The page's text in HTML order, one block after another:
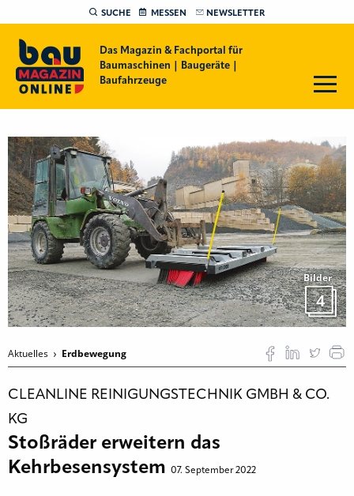
SUCHE MESSEN NEWSLETTER
Das Magazin & Fachportal für
Baumaschinen | Baugeräte |
Baufahrzeuge
Bilder
4
Aktuelles Erdbewegung
CLEANLINE REINIGUNGSTECHNIK GMBH & CO.
KG
Stoßräder erweitern das
Kehrbesensystem 07. September 2022